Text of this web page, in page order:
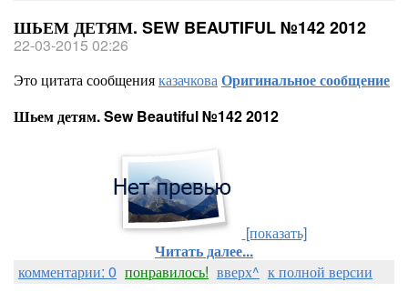
ШЬЕМ ДЕТЯМ. SEW BEAUTIFUL №142 2012
22-03-2015 02:26
Это цитата сообщенияказачковаОригинальное сообщение
Шьем детям. Sew Beautiful №142 2012
[показать]
Читать далее...
комментарии: 0 понравилось! вверх^ к полной версии